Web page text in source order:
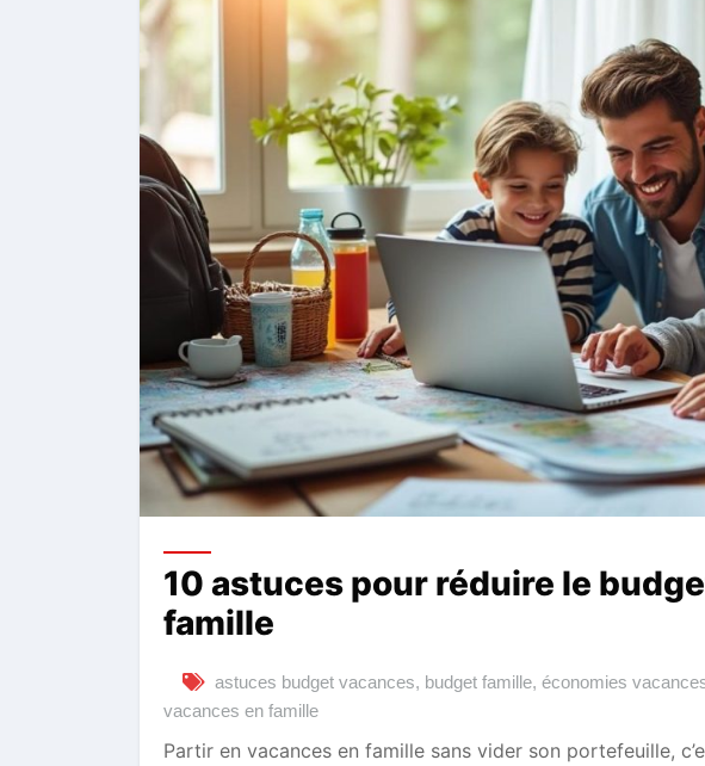
10 astuces pour réduire le
famille
astuces budget vacances, budget famille, économies
vacances en famille
Partir en vacances en famille sans vider son portefeuille,